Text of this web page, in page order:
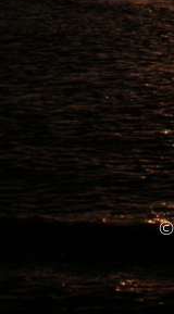
©